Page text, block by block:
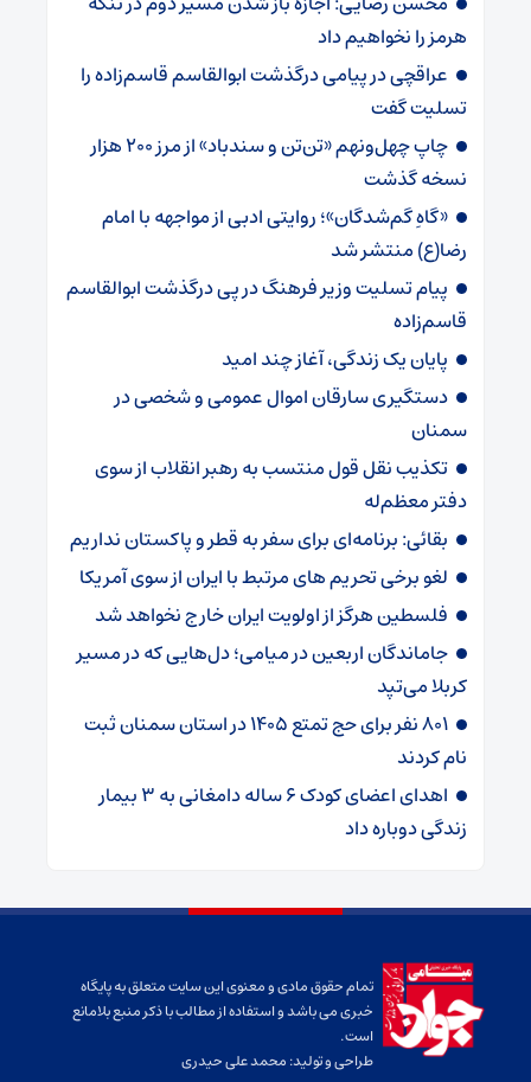
هرمز را نخواهیم داد
عراقچی در پیامی درگذشت ابوالقاسم قاسم‌زاده را
تسلیت گفت
چاپ چهل‌ونهم «تن‌تن و سندباد» از مرز ۲۰۰ هزار
نسخه گذشت
«گاهِ گم‌شدگان»؛ روایتی ادبی از مواجهه با امام
رضا(ع) منتشر شد
پیام تسلیت وزیر فرهنگ در پی درگذشت ابوالقاسم
قاسم‌زاده
پایان یک زندگی، آغاز چند امید
دستگیری سارقان اموال عمومی و شخصی در
سمنان
تکذیب نقل قول منتسب به رهبر انقلاب از سوی
دفتر معظم‌له
بقائی: برنامه‌ای برای سفر به قطر و پاکستان نداریم
لغو برخی تحریم های مرتبط با ایران از سوی آمریکا
فلسطین هرگز از اولویت ایران خارج نخواهد شد
جاماندگان اربعین در میامی؛ دل‌هایی که در مسیر
کربلا می‌تپد
۸۰۱ نفر برای حج تمتع ۱۴۰۵ در استان سمنان ثبت
نام کردند
اهدای اعضای کودک ۶ ساله دامغانی به ۳ بیمار
زندگی دوباره داد
تمام حقوق مادی و معنوی این سایت متعلق به پایگاه
خبری می باشد و استفاده از مطالب با ذکر منبع بلامانع
است.
طراحی و تولید:محمد علی حیدری